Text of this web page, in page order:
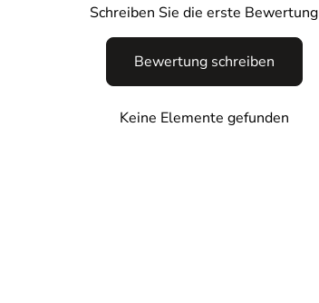
Schreiben Sie die erste Bewertung
Bewertung schreiben
Keine Elemente gefunden